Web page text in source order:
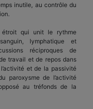
inutile, au contrôle du
étroit qui unit le rythme
lymphatique et
réciproques de
travail et de repos dans
et de la passivité
paroxysme de l’activité
au tréfonds de la